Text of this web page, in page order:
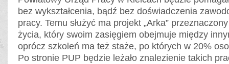
bez wykształcenia, bądź bez doświadczenia
pracy. Temu służyć ma projekt „Arka”
życia, który swoim zasięgiem obejmuje między
oprócz szkoleń ma też staże, po których w 20%
Po stronie PUP będzie leżało znalezienie takich